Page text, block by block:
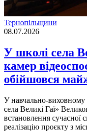
Тернопільщини
08.07.2026
У школі села
камер
обійшовся
У навчально-виховному
села Великі Гаї»
встановлення сучасної
реалізацію проєкту з